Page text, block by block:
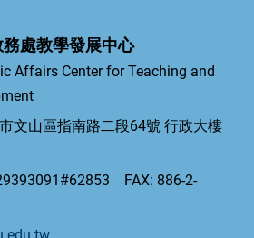
處教學發展中心
Affairs Center for Teaching and
文山區指南路二段64號 行政大樓
FAX: 886-2-